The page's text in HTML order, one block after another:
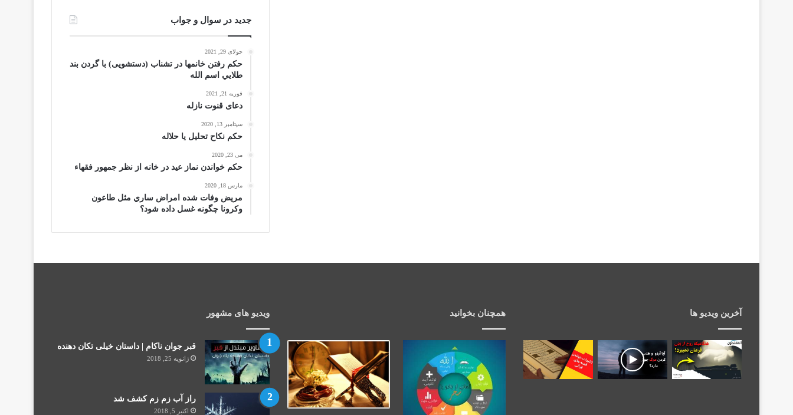
جدید در سوال و جواب
جولای 29, 2021
حکم رفتن خانمها در تشناب (دستشویی) با گردن بند
طلايي اسم الله
فوریه 21, 2021
دعای قنوت نازله
سپتامبر 13, 2020
حکم نکاح تحلیل یا حلاله
می 23, 2020
حكم خواندن نماز عيد در خانه از نظر جمهور فقهاء
مارس 18, 2020
مریض وفات شده امراض ساري مثل طاعون
وكرونا چگونه غسل داده شود؟
آخرین ویدیو ها همچنان بخوانید ویدیو های مشهور
قبر جوان ناکام | داستان خیلی تکان دهنده
ژانویه 25, 2018
راز آب زم زم کشف شد
اکتبر 5, 2018